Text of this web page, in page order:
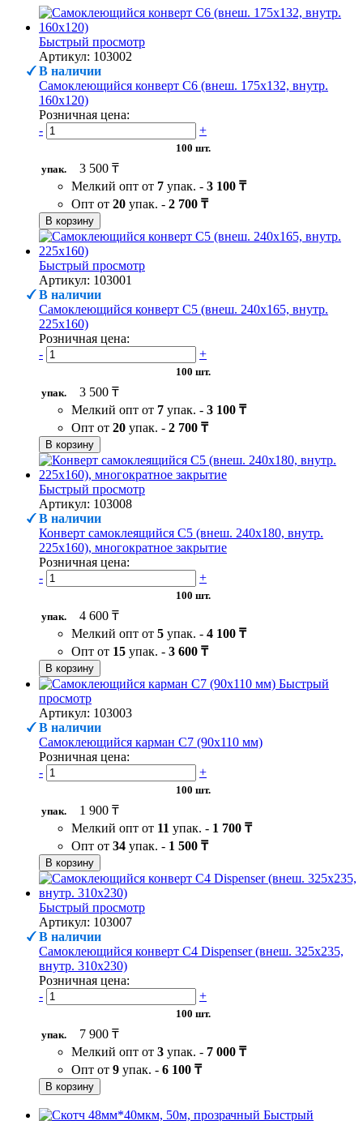
Быстрый просмотр
Артикул: 103002
В наличии
Самоклеющийся конверт С6 (внеш. 175х132, внутр.
160х120)
Розничная цена:
-
+
100 шт.
упак.
3 500 ₸
Мелкий опт от 7 упак. - 3 100 ₸
Опт от 20 упак. - 2 700 ₸
В корзину
Быстрый просмотр
Артикул: 103001
В наличии
Самоклеющийся конверт С5 (внеш. 240х165, внутр.
225х160)
Розничная цена:
-
+
100 шт.
упак.
3 500 ₸
Мелкий опт от 7 упак. - 3 100 ₸
Опт от 20 упак. - 2 700 ₸
В корзину
Быстрый просмотр
Артикул: 103008
В наличии
Конверт самоклеящийся С5 (внеш. 240х180, внутр.
225х160), многократное закрытие
Розничная цена:
-
+
100 шт.
упак.
4 600 ₸
Мелкий опт от 5 упак. - 4 100 ₸
Опт от 15 упак. - 3 600 ₸
В корзину
Быстрый
просмотр
Артикул: 103003
В наличии
Самоклеющийся карман C7 (90х110 мм)
Розничная цена:
-
+
100 шт.
упак.
1 900 ₸
Мелкий опт от 11 упак. - 1 700 ₸
Опт от 34 упак. - 1 500 ₸
В корзину
Быстрый просмотр
Артикул: 103007
В наличии
Самоклеющийся конверт С4 Dispenser (внеш. 325х235,
внутр. 310х230)
Розничная цена:
-
+
100 шт.
упак.
7 900 ₸
Мелкий опт от 3 упак. - 7 000 ₸
Опт от 9 упак. - 6 100 ₸
В корзину
Быстрый